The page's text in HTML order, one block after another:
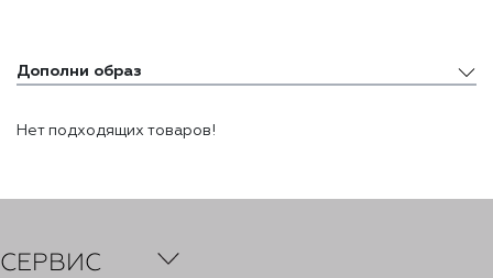
Дополни образ
Похожие товары
Нет подходящих товаров!
СЕРВИС